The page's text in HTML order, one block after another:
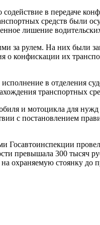
в передаче
средств были
лишение
за рулем. На них были
конфискации их
в отделения
транспортных
и мотоцикла для
с постановлением
Госавтоинспекции
превышала 300 тысяч
охраняемую стоянку до